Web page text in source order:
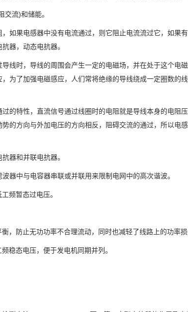
流)和储能。
果电感器中没有电流通过，则它阻止电流流过它，如果
器，动态电抗器。
时，导线的周围会产生一定的电磁场，并在处于这个电
为了加强电磁感应，人们常将绝缘的导线绕成一定圈数的
特性，直流信号通过线圈时的电阻就是导线本身的电阻
的方向与外加电压的方向相反，阻碍交流的通过，所以电
器和并联电抗器。
中与电容器串联或并联用来限制电网中的高次谐波。
频暂态过电压。
防止无功功率不合理流动，同时也减轻了线路上的功率损
态电压，便于发电机同期并列。